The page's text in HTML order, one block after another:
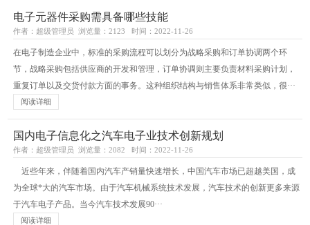
电子元器件采购需具备哪些技能
作者：超级管理员 浏览量：2123 时间：2022-11-26
在电子制造企业中，标准的采购流程可以划分为战略采购和订单协调两个环
节，战略采购包括供应商的开发和管理，订单协调则主要负责材料采购计划，
重复订单以及交货付款方面的事务。这种组织结构与销售体系非常类似，很···
阅读详细
国内电子信息化之汽车电子业技术创新规划
作者：超级管理员 浏览量：2082 时间：2022-11-26
近些年来，伴随着国内汽车产销量快速增长，中国汽车市场已超越美国，成
为全球*大的汽车市场。由于汽车机械系统技术发展，汽车技术的创新更多来源
于汽车电子产品。当今汽车技术发展90···
阅读详细